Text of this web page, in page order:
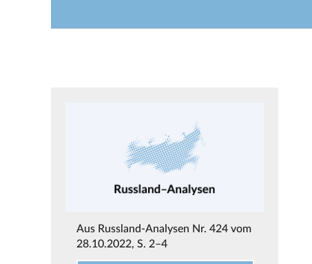
Aus Russland-Analysen Nr. 424 vom
28.10.2022, S. 2–4